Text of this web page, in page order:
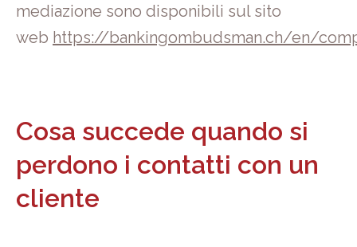
mediazione sono disponibili sul sito
web https://bankingombudsman.ch/en/
Cosa succede quando si
perdono i contatti con un
cliente